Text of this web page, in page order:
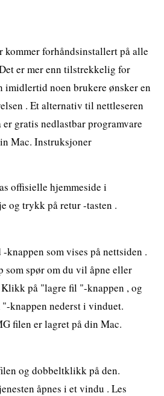
kommer forhåndsinstallert på alle
er mer enn tilstrekkelig for
imidlertid noen brukere ønsker en
. Et alternativ til nettleseren
er gratis nedlastbar programvare
Mac. Instruksjoner
offisielle hjemmeside i
og trykk på retur -tasten .
som vises på nettsiden .
spør om du vil åpne eller
på "lagre fil "-knappen , og
knappen nederst i vinduet.
filen er lagret på din Mac.
og dobbeltklikk på den.
åpnes i et vindu . Les